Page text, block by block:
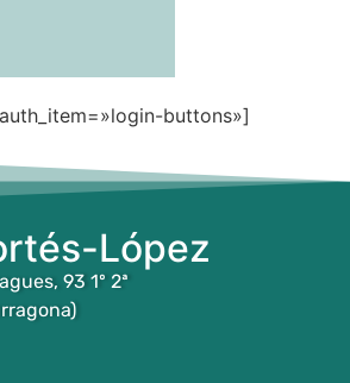
buttons»]
López
93 1º 2ª